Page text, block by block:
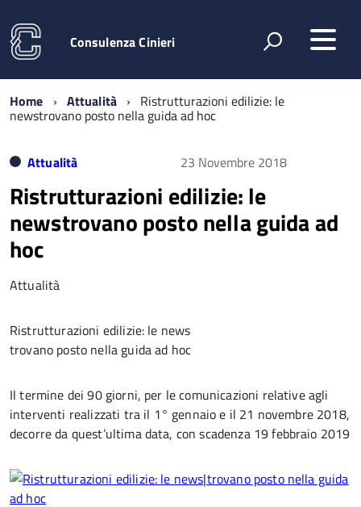
Consulenza Cinieri
Home Attualità Ristrutturazioni edilizie: le
newstrovano posto nella guida ad hoc
Attualità 23 Novembre 2018
Ristrutturazioni edilizie: le
newstrovano posto nella guida ad
hoc
Attualità
Ristrutturazioni edilizie: le news
trovano posto nella guida ad hoc
Il termine dei 90 giorni, per le comunicazioni relative agli
interventi realizzati tra il 1° gennaio e il 21 novembre 2018,
decorre da quest’ultima data, con scadenza 19 febbraio 2019